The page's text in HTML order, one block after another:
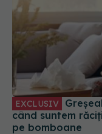
EXCLUSIV
când suntem
pe bomboane